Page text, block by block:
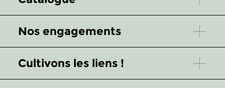
Nos engagements
Cultivons les liens !